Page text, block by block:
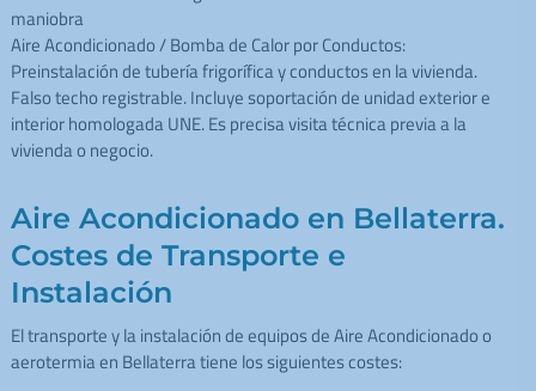
maniobra
Aire Acondicionado / Bomba de Calor por Conductos:
Preinstalación de tubería frigorífica y conductos en la vivienda.
Falso techo registrable. Incluye soportación de unidad exterior e
interior homologada UNE. Es precisa visita técnica previa a la
vivienda o negocio.
Aire Acondicionado en Bellaterra.
Costes de Transporte e
Instalación
El transporte y la instalación de equipos de Aire Acondicionado o
aerotermia en Bellaterra tiene los siguientes costes: